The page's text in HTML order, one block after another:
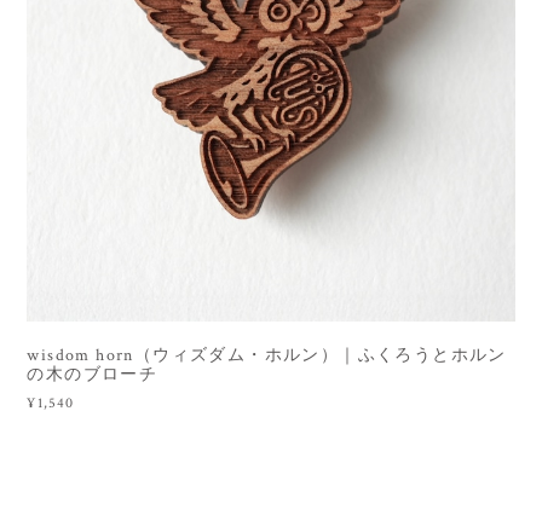
wisdom horn（ウィズダム・ホルン）｜ふくろうとホルン
の木のブローチ
¥1,540